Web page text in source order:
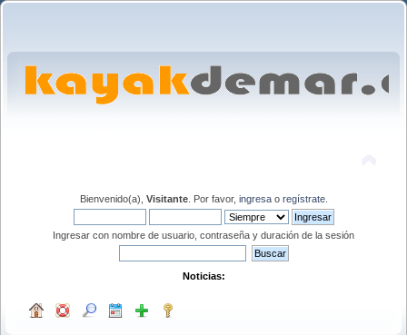
Bienvenido(a), Visitante. Por favor, ingresao regístrate.
Ingresar con nombre de usuario, contraseña y duración de la sesión
Noticias: